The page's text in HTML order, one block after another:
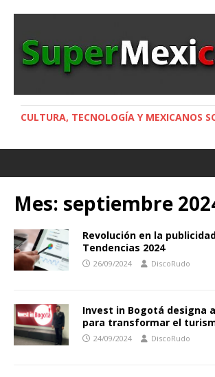
CULTURA, TECNOLOGÍA Y MEXICANOS
Mes: septiembre
Revolución en la
Tendencias 2024
26/09/2024 DiscoRudo
Invest in Bogotá designa
para transformar el
24/09/2024 DiscoRudo